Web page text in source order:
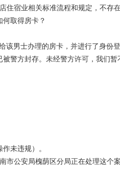
宿业相关标准流程和规定，不存
取得房卡？
男士办理的房卡，并进行了身份
警方封存。未经警方许可，我们暂
未违规）。
公安局槐荫区分局正在处理这个